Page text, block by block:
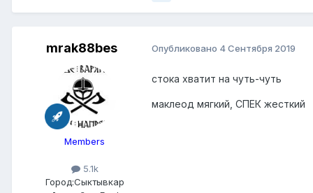
mrak88bes
Members
5.1k
Город:Сыктывкар
Опубликовано 4 Сентября 2019
стока хватит на чуть-чуть
маклеод мягкий, СПЕК жесткий